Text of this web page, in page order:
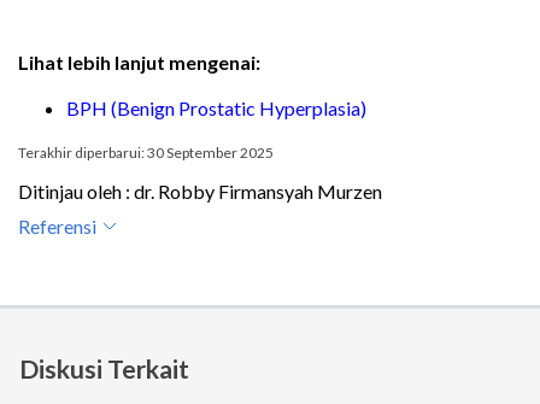
Lihat lebih lanjut mengenai:
BPH (Benign Prostatic Hyperplasia)
Terakhir diperbarui: 30 September 2025